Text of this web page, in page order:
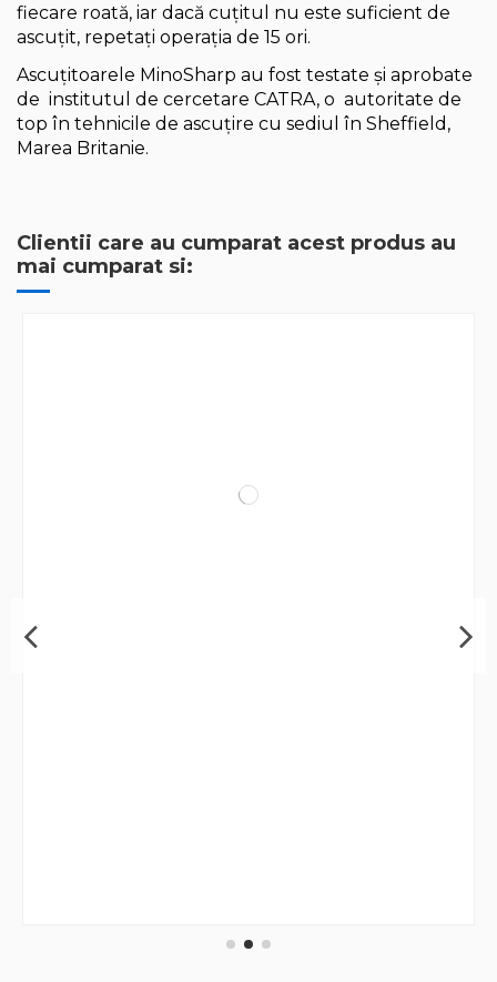
fiecare roată, iar dacă cuțitul nu este suficient de
ascuțit, repetați operația de 15 ori.
Ascuțitoarele MinoSharp au fost testate și aprobate
de institutul de cercetare CATRA, o autoritate de
top în tehnicile de ascuțire cu sediul în Sheffield,
Marea Britanie.
Clientii care au cumparat acest produs au
mai cumparat si: